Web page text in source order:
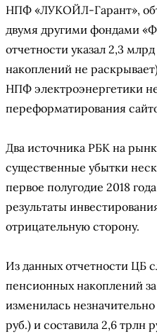
НПФ «ЛУКОЙЛ-Гарант»,
двумя другими фондами
отчетности указал 2,3
накоплений не
НПФ электроэнергетики
переформатирования
Два источника РБК на
существенные убытки
первое полугодие 2018
результаты
отрицательную сторону.
Из данных отчетности ЦБ
пенсионных накоплений за
изменилась
руб.) и составила 2,6 трлн